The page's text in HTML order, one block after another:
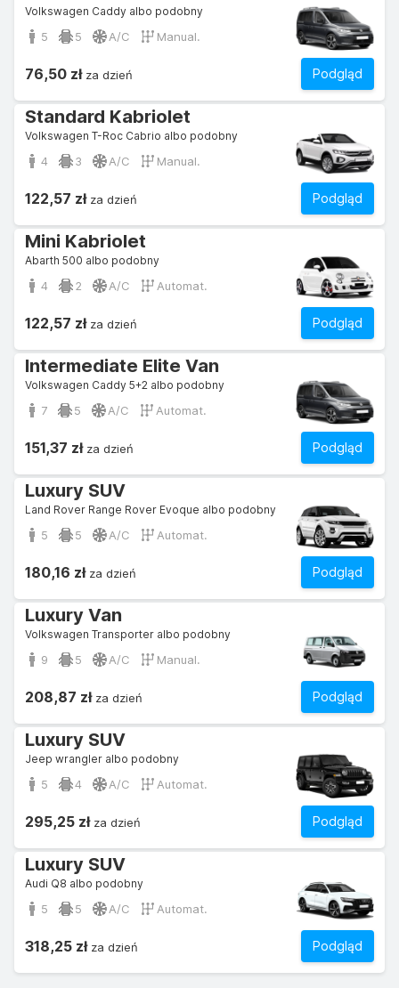
Volkswagen Caddy albo podobny
5 5 A/C Manual.
Podgląd
76,50 złza dzień
Standard Kabriolet
Volkswagen T-Roc Cabrio albo podobny
4 3 A/C Manual.
Podgląd
122,57 złza dzień
Mini Kabriolet
Abarth 500 albo podobny
4 2 A/C Automat.
Podgląd
122,57 złza dzień
Intermediate Elite Van
Volkswagen Caddy 5+2 albo podobny
7 5 A/C Automat.
Podgląd
151,37 złza dzień
Luxury SUV
Land Rover Range Rover Evoque albo podobny
5 5 A/C Automat.
Podgląd
180,16 złza dzień
Luxury Van
Volkswagen Transporter albo podobny
9 5 A/C Manual.
Podgląd
208,87 złza dzień
Luxury SUV
Jeep wrangler albo podobny
5 4 A/C Automat.
Podgląd
295,25 złza dzień
Luxury SUV
Audi Q8 albo podobny
5 5 A/C Automat.
Podgląd
318,25 złza dzień